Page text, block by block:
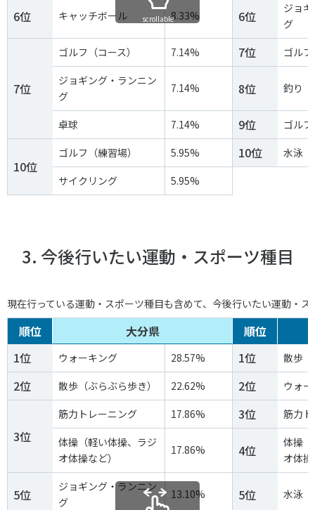
SPORT POLICY INCUBATOR ―スポーツ政策の『卵』 ―
Sport Topics
スポーツ 歴史の検証
スポーツ辞典
SSF BOOKS
6位 キャッチボール 8.33% 6位
ジョ
グ
7位
ゴルフ（コース） 7.14% 7位
ゴル
ジョギング・ランニン
グ
7.14% 8位 釣り
卓球 7.14% 9位 ゴル
10位
ゴルフ（練習場） 5.95% 10位
水泳
サイクリング
5.95%
scrollable
3. 今後行いたい運動・スポーツ種目
現在行っている運動・スポーツ種目も含めて、今後行いたい運動・ス
順位 大分県
順位
1位
ウォーキング 28.57% 1位 散歩
2位 散歩（ぶらぶら歩き） 22.62% 2位 ウォ
3位
筋力トレーニング 17.86% 3位
筋力
体操（軽い体操、ラジ
オ体操など）
17.86% 4位
体操
オ体
5位
ジョギング・ランニン
グ
13.10% 5位 水泳